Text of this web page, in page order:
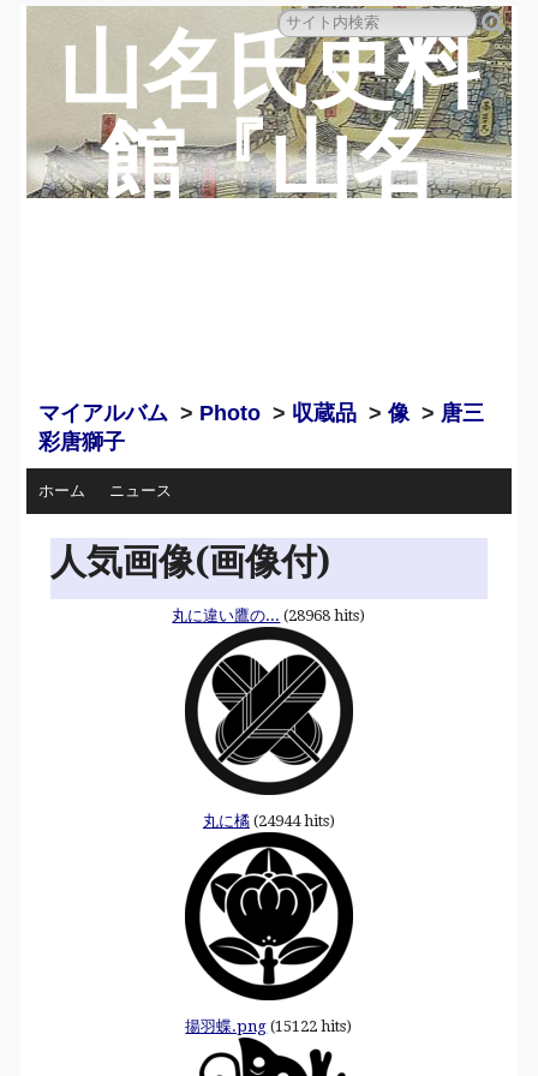
山名氏史料
館『山名
マイアルバム > Photo > 収蔵品 >像> 唐三
彩唐獅子
ホーム ニュース
人気画像(画像付)
丸に違い鷹の... (28968 hits)
丸に橘(24944 hits)
揚羽蝶.png (15122 hits)